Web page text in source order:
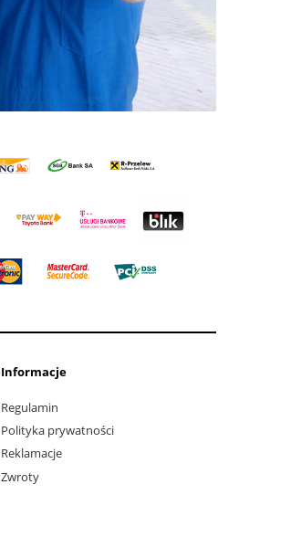
Informacje
Regulamin
Polityka prywatności
Reklamacje
Zwroty